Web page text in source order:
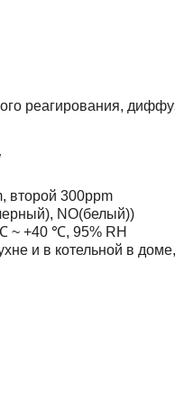
реагирования,
второй 300ppm
NO(белый))
~ +40 ℃, 95% RH
и в котельной в